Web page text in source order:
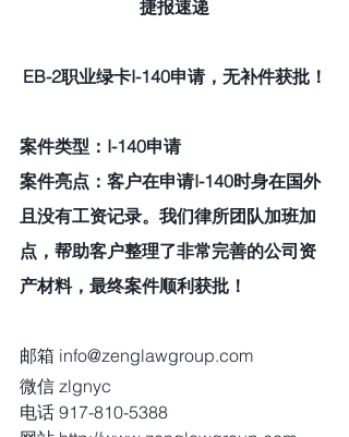
捷报速递
EB-2职业绿卡I-140申请，无补件获批！
案件类型：I-140申请
案件亮点：客户在申请I-140时身在国外
且没有工资记录。我们律所团队加班加
点，帮助客户整理了非常完善的公司资
产材料，最终案件顺利获批！
邮箱 info@zenglawgroup.com
微信 zlgnyc
电话 917-810-5388